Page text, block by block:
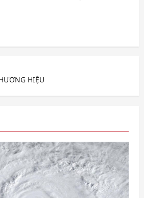
HIỆU